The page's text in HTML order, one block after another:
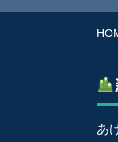
あ